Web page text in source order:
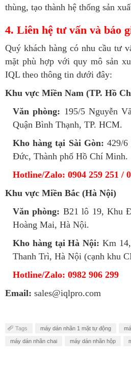
thùng, tạo thành hệ thống sản
4. Liên hệ tư vấn và báo
Quý khách hàng có nhu cầu tư
mặt phù hợp với quy mô sản
IQL theo thông tin dưới đây:
Khu vực Miền Nam (TP. Hồ
Văn phòng: 195/5 Nguyễn
Quận Bình Thạnh, TP. HCM.
Kho hàng tại Sài Gòn: 429/6
Đức, Thành phố Hồ Chí Minh.
Hotline/Zalo: 0904 259 251 /
Khu vực Miền Bắc (Hà Nội)
Văn phòng: B21 lô 19, Khu
Hoàng Mai, Hà Nội.
Kho hàng tại Hà Nội: Km
Thanh Trì, Hà Nội (cạnh khu
Hotline/Zalo: 0982 906 299
Email: sales@iqlpro.com
Tags máy dán nhãn 1 mặt tự động
máy dán nhãn chai máy dán nhãn hộp